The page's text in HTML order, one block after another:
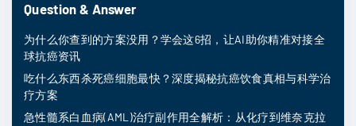
Question & Answer
为什么你查到的方案没用？学会这6招，让AI助你精准对接全
球抗癌资讯
吃什么东西杀死癌细胞最快？深度揭秘抗癌饮食真相与科学治
疗方案
急性髓系白血病(AML)治疗副作用全解析：从化疗到维奈克拉